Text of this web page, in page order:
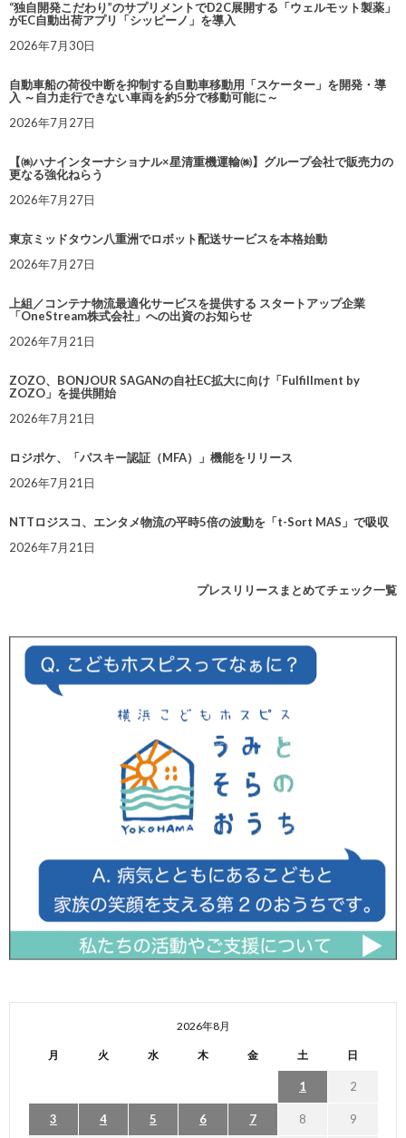
“独自開発こだわり”のサプリメントでD2C展開する「ウェルモット製薬」
がEC自動出荷アプリ「シッピーノ」を導入
2026年7月30日
自動車船の荷役中断を抑制する自動車移動用「スケーター」を開発・導
入 ～自力走行できない車両を約5分で移動可能に～
2026年7月27日
【㈱ハナインターナショナル×星清重機運輸㈱】グループ会社で販売力の
更なる強化ねらう
2026年7月27日
東京ミッドタウン八重洲でロボット配送サービスを本格始動
2026年7月27日
上組／コンテナ物流最適化サービスを提供する スタートアップ企業
「OneStream株式会社」への出資のお知らせ
2026年7月21日
ZOZO、BONJOUR SAGANの自社EC拡大に向け「Fulfillment by
ZOZO」を提供開始
2026年7月21日
ロジポケ、「パスキー認証（MFA）」機能をリリース
2026年7月21日
NTTロジスコ、エンタメ物流の平時5倍の波動を「t-Sort MAS」で吸収
2026年7月21日
プレスリリースまとめてチェック一覧
2026年8月
月 火 水 木 金 土 日
1 2
3 4 5 6 7 8 9